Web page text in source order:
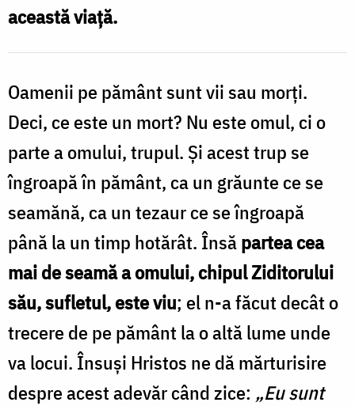
această viață.
Oamenii pe pământ sunt vii sau morți.
Deci, ce este un mort? Nu este omul, ci o
parte a omului, trupul. Și acest trup se
îngroapă în pământ, ca un grăunte ce se
seamănă, ca un tezaur ce se îngroapă
până la un timp hotărât. Însăpartea cea
mai de seamă a omului, chipul Ziditorului
său, sufletul, este viu; el n-a făcut decât o
trecere de pe pământ la o altă lume unde
va locui. Însuși Hristos ne dă mărturisire
despre acest adevăr când zice: „Eu sunt